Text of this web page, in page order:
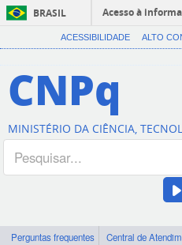
BRASIL
Acesso à
ACESSIBILIDADE ALTO
CNPq
MINISTÉRIO DA CIÊNCIA,
Perguntas frequentes Central de